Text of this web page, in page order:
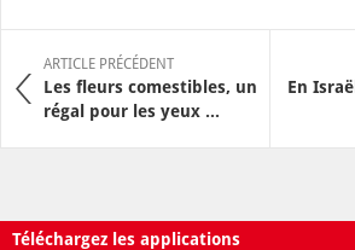
ARTICLE PRÉCÉDENT
Les fleurs comestibles, un
régal pour les yeux ...
En
Téléchargez les applications